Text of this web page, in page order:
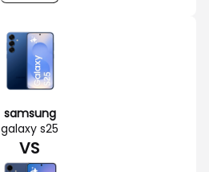
samsung
galaxy s25
VS